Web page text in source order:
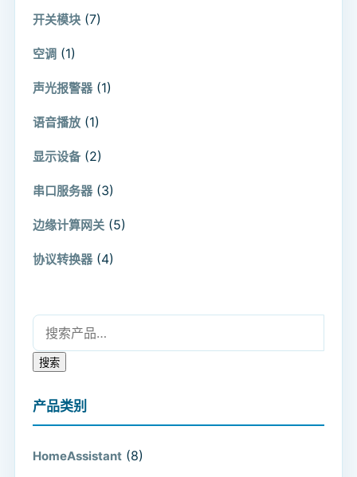
开关模块 (7)
空调 (1)
声光报警器 (1)
语音播放 (1)
显示设备 (2)
串口服务器 (3)
边缘计算网关 (5)
协议转换器 (4)
搜索：
搜索
产品类别
HomeAssistant (8)